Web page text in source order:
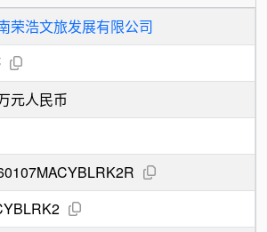
荣浩文旅发展有限公司
元人民币